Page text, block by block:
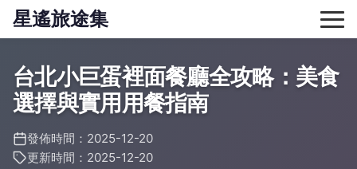
星遙旅途集
台北小巨蛋裡面餐廳全攻略：美食
選擇與實用用餐指南
發佈時間：2025-12-20
更新時間：2025-12-20